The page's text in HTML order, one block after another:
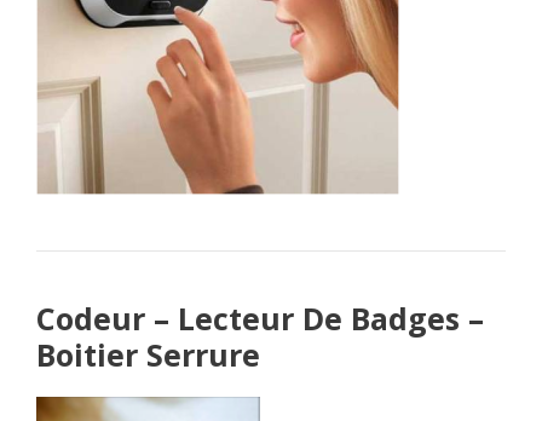
Codeur – Lecteur De Badges –
Boitier Serrure